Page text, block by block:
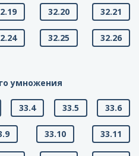
32.20 32.21
32.25 32.26
умножения
33.4 33.5 33.6
33.10 33.11